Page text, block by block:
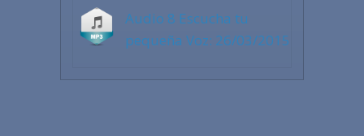
Audio 8 Escucha tu
pequeña Voz: 26/03/2015